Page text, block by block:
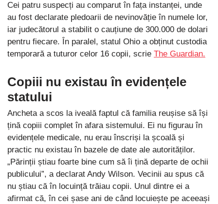
Cei patru suspecți au comparut în fața instanței, unde
au fost declarate pledoarii de nevinovăție în numele lor,
iar judecătorul a stabilit o cauțiune de 300.000 de dolari
pentru fiecare. În paralel, statul Ohio a obținut custodia
temporară a tuturor celor 16 copii, scrie The Guardian.
Copiii nu existau în evidențele
statului
Ancheta a scos la iveală faptul că familia reușise să își
țină copiii complet în afara sistemului. Ei nu figurau în
evidențele medicale, nu erau înscriși la școală și
practic nu existau în bazele de date ale autorităților.
„Părinții știau foarte bine cum să îi țină departe de ochii
publicului”, a declarat Andy Wilson. Vecinii au spus că
nu știau că în locuință trăiau copii. Unul dintre ei a
afirmat că, în cei șase ani de când locuiește pe aceeași